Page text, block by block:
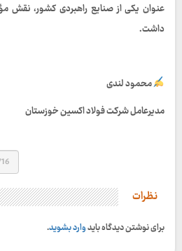
عنوان یکی از صنایع راهبردی کشور، نقش
داشت.
محمود لندی
مدیرعامل شرکت فولاد اکسین خوزستان
نظرات
برای نوشتن دیدگاه بایدوارد بشوید.